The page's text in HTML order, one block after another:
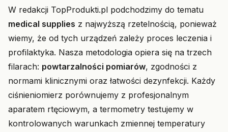
W redakcji TopProdukti.pl podchodzimy do tematu
medical supplies z najwyższą rzetelnością, ponieważ
wiemy, że od tych urządzeń zależy proces leczenia i
profilaktyka. Nasza metodologia opiera się na trzech
filarach: powtarzalności pomiarów, zgodności z
normami klinicznymi oraz łatwości dezynfekcji. Każdy
ciśnieniomierz porównujemy z profesjonalnym
aparatem rtęciowym, a termometry testujemy w
kontrolowanych warunkach zmiennej temperatury